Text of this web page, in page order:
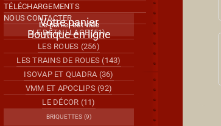
TÉLÉCHARGEMENTS
NOUS CONTACTER
Votre panier
Le panier est vide
Boutique en ligne
LE DÉTAILLAGE (51)
LES ROUES (256)
LES TRAINS DE ROUES (143)
ISOVAP ET QUADRA (36)
VMM ET APOCLIPS (92)
LE DÉCOR (11)
BRIQUETTES (9)